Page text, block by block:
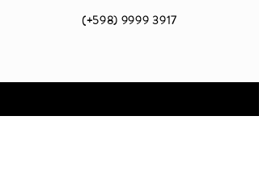
(+598) 9999 3917